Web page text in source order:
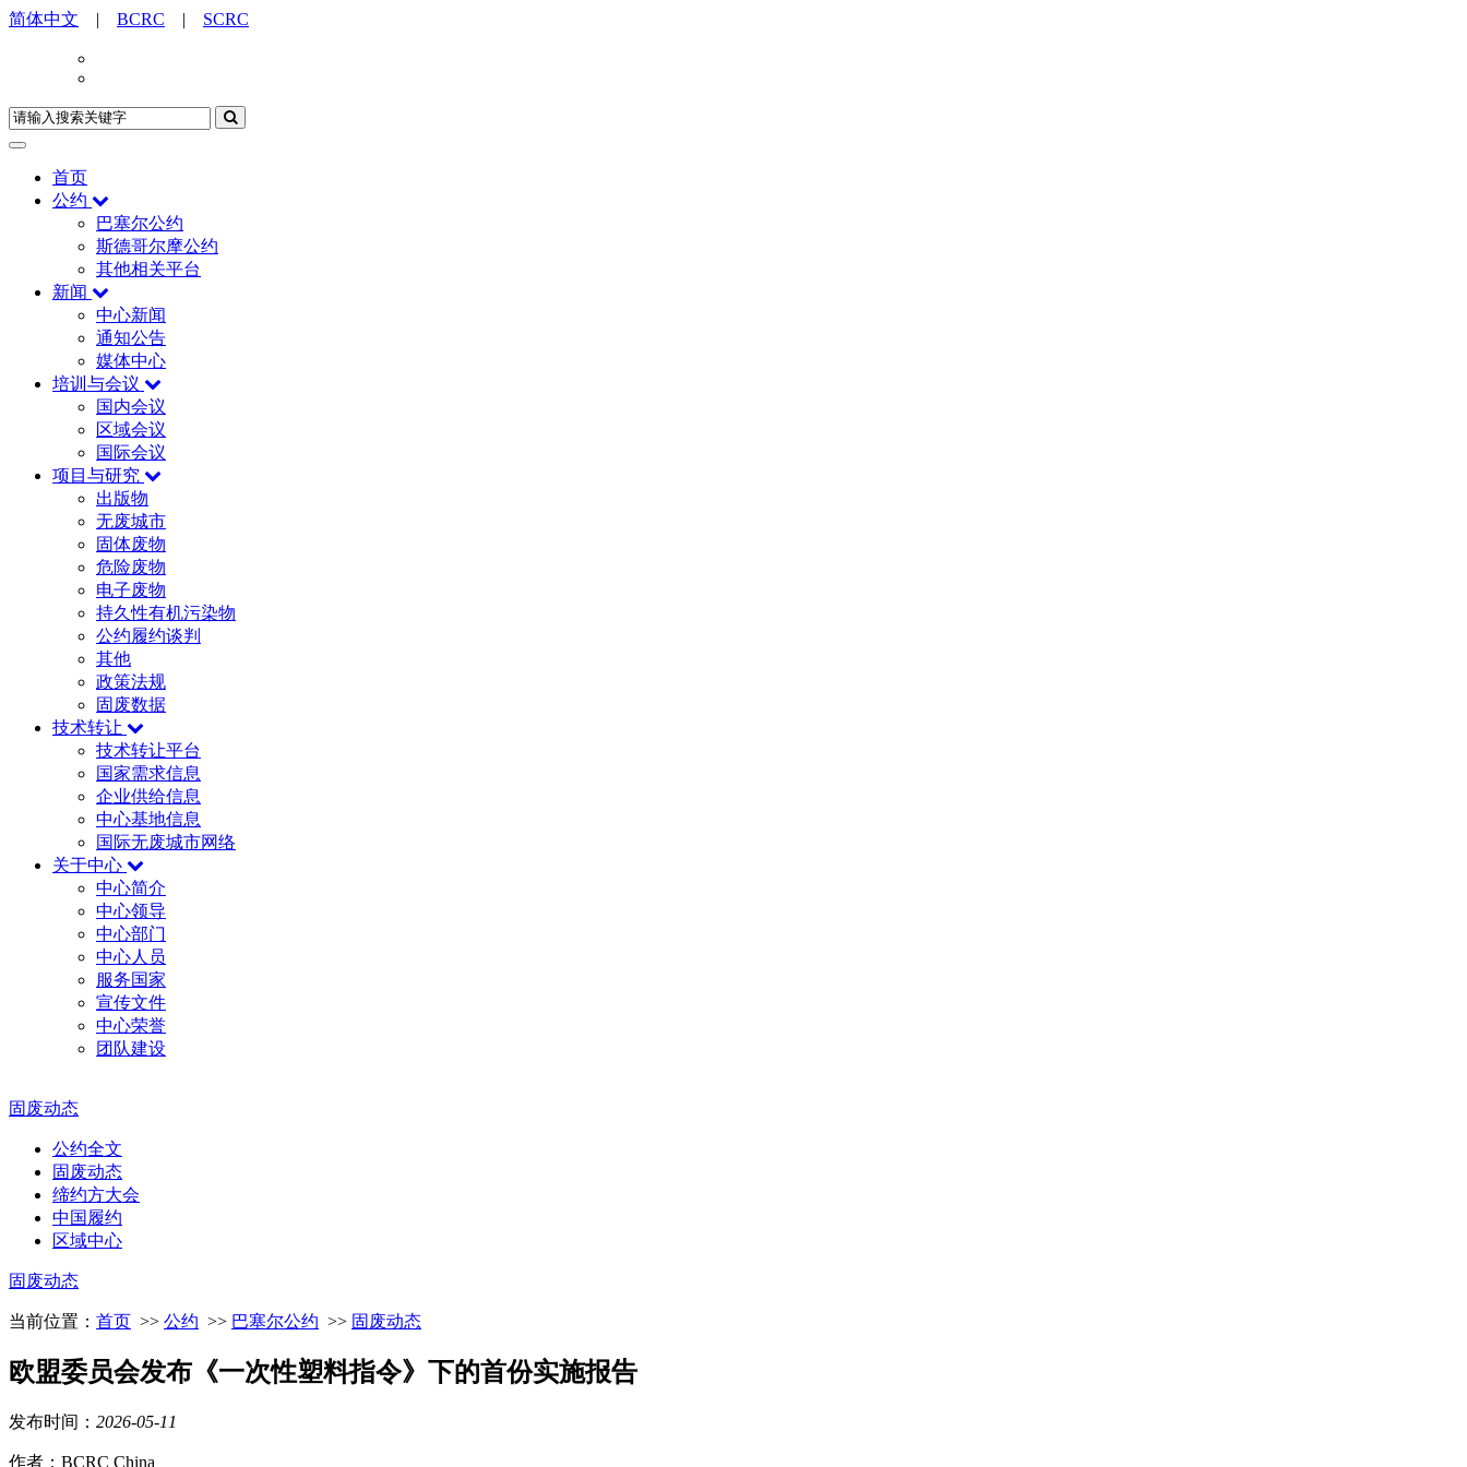
简体中文 | BCRC | SCRC
首页
公约
巴塞尔公约
斯德哥尔摩公约
其他相关平台
新闻
中心新闻
通知公告
媒体中心
培训与会议
国内会议
区域会议
国际会议
项目与研究
出版物
无废城市
固体废物
危险废物
电子废物
持久性有机污染物
公约履约谈判
其他
政策法规
固废数据
技术转让
技术转让平台
国家需求信息
企业供给信息
中心基地信息
国际无废城市网络
关于中心
中心简介
中心领导
中心部门
中心人员
服务国家
宣传文件
中心荣誉
团队建设
固废动态
公约全文
固废动态
缔约方大会
中国履约
区域中心
固废动态
当前位置： 首页 >> 公约 >> 巴塞尔公约 >> 固废动态
欧盟委员会发布《一次性塑料指令》下的首份实施报告
发布时间： 2026-05-11
作者：BCRC China